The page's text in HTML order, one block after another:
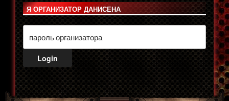
Я ОРГАНИЗАТОР ДАНИСЕНА